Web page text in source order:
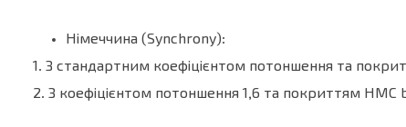
Німеччина (Synchrony):
1. З стандартним коефіцієнтом потоншення та
2. З коефіцієнтом потоншення 1,6 та покриттям HMC